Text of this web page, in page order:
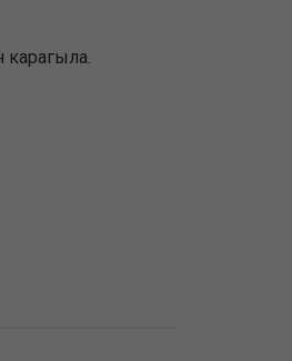
карагыла.